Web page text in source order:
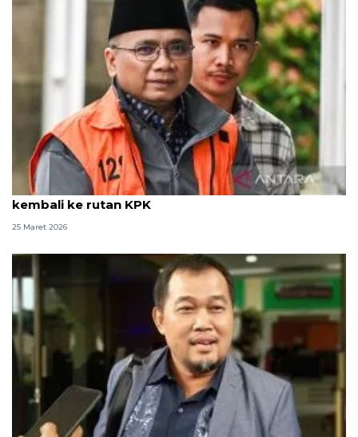
Kemarin, Kapolri soal arus balik hingga Yaqut
kembali ke rutan KPK
25 Maret 2026